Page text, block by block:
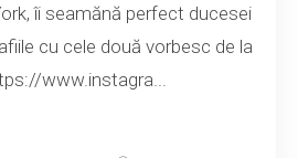
îi seamănă perfect ducesei
cu cele două vorbesc de la
www.instagra...